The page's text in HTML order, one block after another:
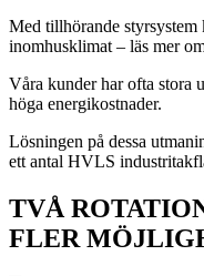
Med tillhörande
inomhusklimat – läs mer
Våra kunder har ofta stora
höga energikostnader.
Lösningen på dessa
ett antal HVLS
TVÅ
FLER